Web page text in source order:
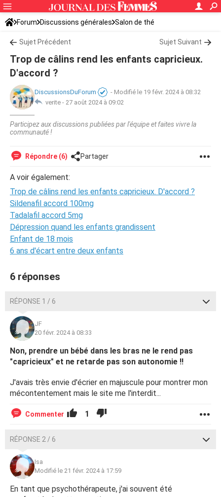
Forum Discussions générales Salon de thé
Sujet Précédent Sujet Suivant
Trop de câlins rend les enfants capricieux.
D'accord ?
DiscussionsDuForum - Modifié le 19 févr. 2024 à 08:32
verite - 27 août 2024 à 09:02
Participez aux discussions publiées par l'équipe et faites vivre la
communauté !
Répondre (6) Partager
A voir également:
Trop de câlins rend les enfants capricieux. D'accord ?
Sildenafil accord 100mg
Tadalafil accord 5mg
Dépression quand les enfants grandissent
Enfant de 18 mois
6 ans d'écart entre deux enfants
6 réponses
RÉPONSE 1 / 6
JF
20 févr. 2024 à 08:33
Non, prendre un bébé dans les bras ne le rend pas
"capricieux" et ne retarde pas son autonomie !!
J'avais très envie d'écrier en majuscule pour montrer mon
mécontentement mais le site me l'interdit...
Commenter 1
RÉPONSE 2 / 6
Isa
Modifié le 21 févr. 2024 à 17:59
En tant que psychothérapeute, j'ai souvent été